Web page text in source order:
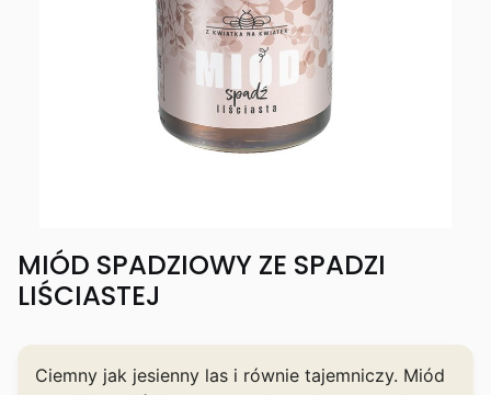
MIÓD SPADZIOWY ZE SPADZI
LIŚCIASTEJ
Ciemny jak jesienny las i równie tajemniczy. Miód